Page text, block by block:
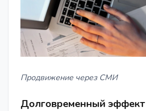
Продвижение через СМИ
Долговременный эффект